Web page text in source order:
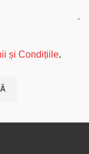
și Condițiile.